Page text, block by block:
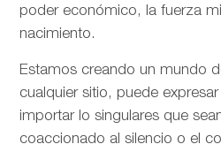
poder económico, la fuerza
nacimiento.
Estamos creando un mundo
cualquier sitio, puede
importar lo singulares que
coaccionado al silencio o el